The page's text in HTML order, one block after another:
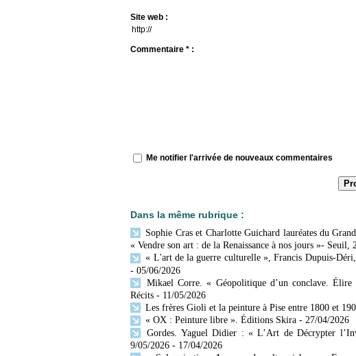
Site web :
Commentaire * :
Me notifier l'arrivée de nouveaux commentaires
Dans la même rubrique :
Sophie Cras et Charlotte Guichard lauréates du
« Vendre son art : de la Renaissance à nos jours »- Seuil,
« L'art de la guerre culturelle », Francis Dupuis-
- 05/06/2026
Mikael Corre. « Géopolitique d’un conclave.
Récits - 11/05/2026
Les frères Gioli et la peinture à Pise entre 1800 et
« OX : Peinture libre ». Éditions Skira - 27/04/2026
Gordes. Yaguel Didier : « L’Art de Décrypter
9/05/2026 - 17/04/2026